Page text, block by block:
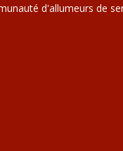
d'allumeurs de